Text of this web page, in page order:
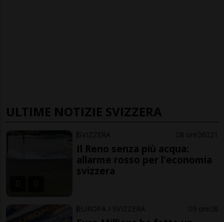
ULTIME NOTIZIE SVIZZERA
SVIZZERA 8 ore 6 21
Il Reno senza più acqua:
allarme rosso per l'economia
svizzera
EUROPA / SVIZZERA 9 ore 8